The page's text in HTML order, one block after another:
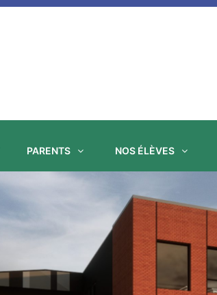
PARENTS NOS ÉLÈVES